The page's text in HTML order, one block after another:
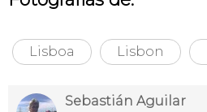
Lisboa Lisbon
Sebastián Aguilar